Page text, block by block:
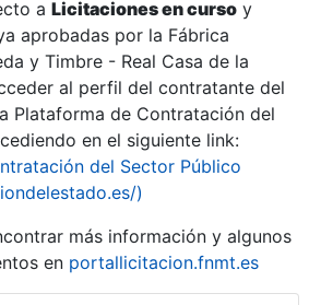
a Licitaciones en curso y
aprobadas por la Fábrica
y Timbre - Real Casa de la
al perfil del contratante del
Plataforma de Contratación del
en el siguiente link:
del Sector Público
)
más información y algunos
en portallicitacion.fnmt.es